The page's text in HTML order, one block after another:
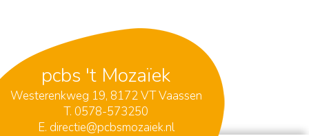
pcbs 't Mozaïek
Westerenkweg 19, 8172 VT Vaassen
T.0578-573250
E. directie@pcbsmozaiek.nl